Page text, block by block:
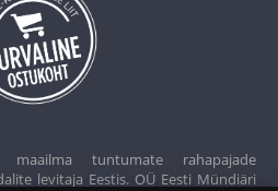
tuntumate rahapajade
levitaja Eestis. OÜ Eesti Mündiäri